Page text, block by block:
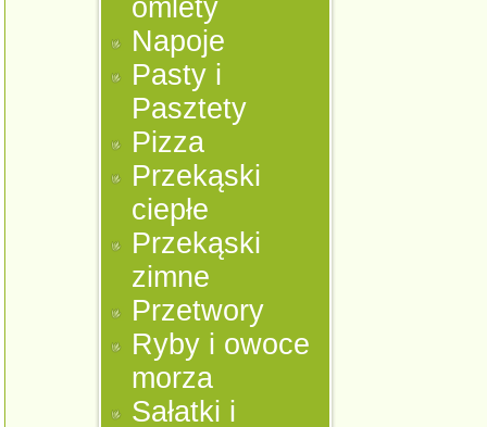
omlety
Napoje
Pasty i
Pasztety
Pizza
Przekąski
ciepłe
Przekąski
zimne
Przetwory
Ryby i owoce
morza
Sałatki i